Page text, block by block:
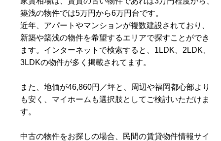
築浅の物件では5万円から6万円台です。
近年、アパートやマンションが複数建設されており、
新築や築浅の物件を希望するエリアで探すことができ
ます。インターネットで検索すると、1LDK、2LDK、
3LDKの物件が多く掲載されてます。
また、地価が46,860円／坪と、周辺や福岡都心部より
も安く、マイホームも選択肢としてご検討いただけま
す。
中古の物件をお探しの場合、民間の賃貸物件情報サイ